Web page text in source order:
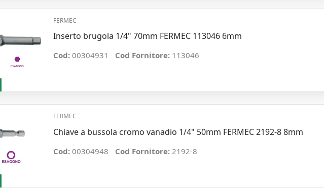
FERMEC
Inserto brugola 1/4" 70mm FERMEC 113046 6mm
Cod: 00304931 Cod Fornitore: 113046
FERMEC
Chiave a bussola cromo vanadio 1/4" 50mm FERMEC 2192-8 8mm
Cod: 00304948 Cod Fornitore: 2192-8